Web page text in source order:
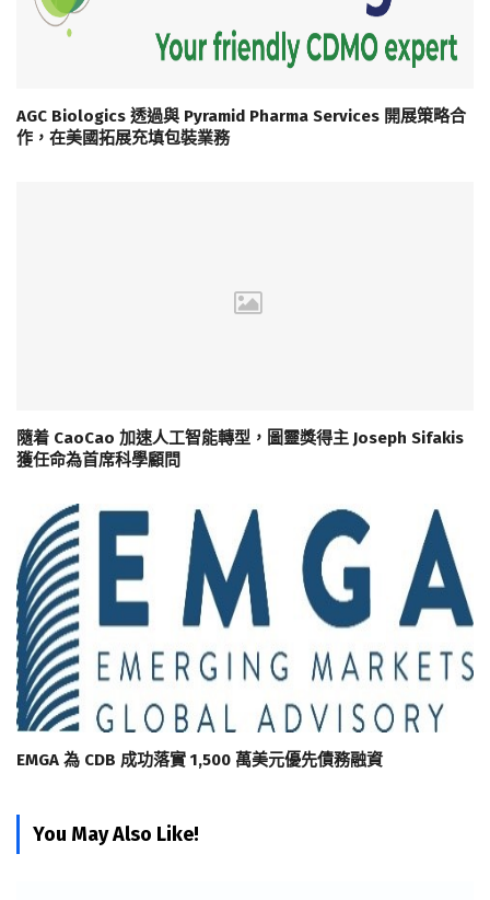
AGC Biologics 透過與 Pyramid Pharma Services 開展策略合
作，在美國拓展充填包裝業務
隨着 CaoCao 加速人工智能轉型，圖靈獎得主 Joseph Sifakis
獲任命為首席科學顧問
EMGA 為 CDB 成功落實 1,500 萬美元優先債務融資
You May Also Like!